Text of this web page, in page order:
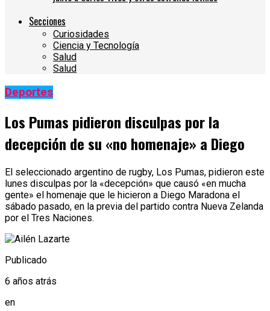
Secciones
Curiosidades
Ciencia y Tecnología
Salud
Salud
Deportes
Los Pumas pidieron disculpas por la
decepción de su «no homenaje» a Diego
El seleccionado argentino de rugby, Los Pumas, pidieron este
lunes disculpas por la «decepción» que causó «en mucha
gente» el homenaje que le hicieron a Diego Maradona el
sábado pasado, en la previa del partido contra Nueva Zelanda
por el Tres Naciones.
Publicado
6 años atrás
en